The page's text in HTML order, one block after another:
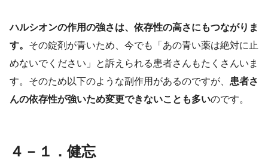
ハルシオンの作用の強さは、依存性の高さにもつながりま
す。 その錠剤が青いため、今でも「あの青い薬は絶対に止
めないでください」と訴えられる患者さんもたくさんいま
す。そのため以下のような副作用があるのですが、 患者さ
んの依存性が強いため変更できないことも多いのです。
４－１．健忘